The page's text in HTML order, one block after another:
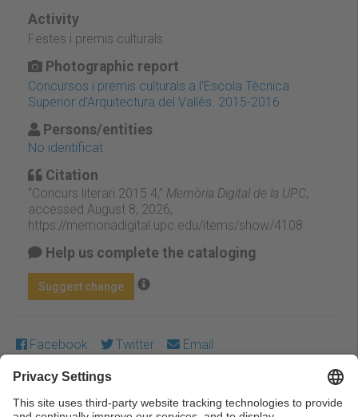
Activity
Festes i premis culturals
Photographic report
Concursos i premis culturals a l'Escola Tècnica
Superior d'Arquitectura del Vallès. 2015-2016
Persons/entities
No identificat
Citation
“Concurs literari 2015 4,” Memòria Digital de la UPC,
accessed August 8, 2026,
https://memoriadigital.upc.edu/items/show/4108
Help us complete the cataloging
Suggest change
Facebook Twitter Email